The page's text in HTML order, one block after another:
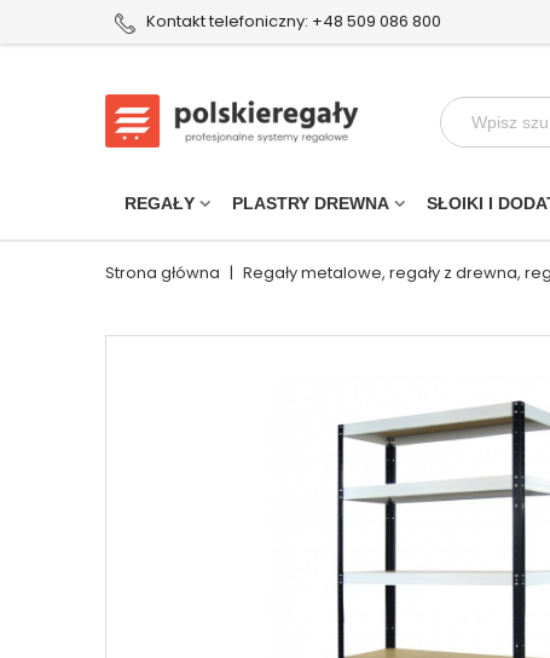
Kontakt telefoniczny: +48 509 086 800
REGAŁY PLASTRY DREWNA SŁOIKI I
Strona główna | Regały metalowe, regały z drewna,